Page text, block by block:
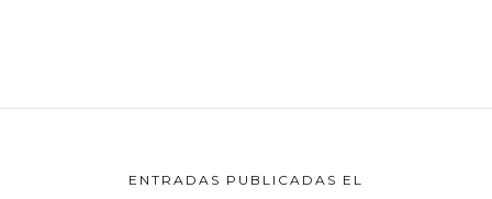
ENTRADAS PUBLICADAS EL